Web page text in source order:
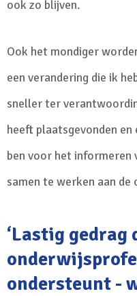
ook zo blijven.
Ook het mondiger
een verandering die ik
sneller ter
heeft plaatsgevonden
ben voor het informeren
samen te werken aan
‘Lastig gedrag de baas’ is waar jij
ondersteunt -